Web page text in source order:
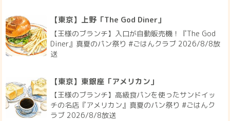
【東京】上野「The God Diner」
【王様のブランチ】入口が自動販売機！『The God
Diner』真夏のパン祭り #ごはんクラブ 2026/8/8放
送
【東京】東銀座「アメリカン」
【王様のブランチ】高級食パンを使ったサンドイッ
チの名店『アメリカン』真夏のパン祭り #ごはんク
ラブ 2026/8/8放送